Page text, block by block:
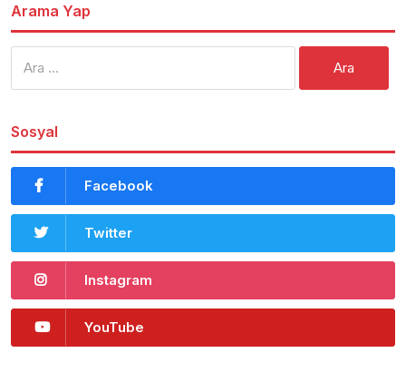
Arama Yap
Sosyal
Facebook
Twitter
Instagram
YouTube